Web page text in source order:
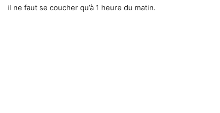
il ne faut se coucher qu’à 1 heure du matin.